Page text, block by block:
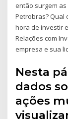
então surgem
Petrobras? Qual
hora de investir
Relações com
empresa e sua
Nesta
dados
ações